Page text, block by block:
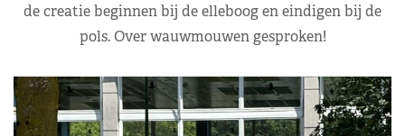
de creatie beginnen bij de elleboog en eindigen bij de
pols. Over wauwmouwen gesproken!